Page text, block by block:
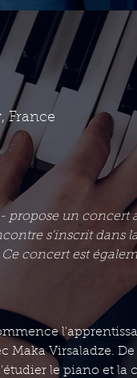
France
propose un concert
s'inscrit dans
concert est
Maka Virsaladze. De
le piano et la